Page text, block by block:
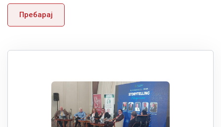
Пребарај